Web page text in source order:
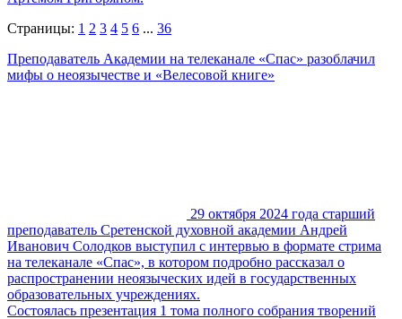
Страницы: 1 2 3 4 5 6 ... 36
Преподаватель Академии на телеканале «Спас» разоблачил
мифы о неоязычестве и «Велесовой книге»
29 октября 2024 года старший
преподаватель Сретенской духовной академии Андрей
Иванович Солодков выступил с интервью в формате стрима
на телеканале «Спас», в котором подробно рассказал о
распространении неоязыческих идей в государственных
образовательных учреждениях.
Состоялась презентация 1 тома полного собрания творений